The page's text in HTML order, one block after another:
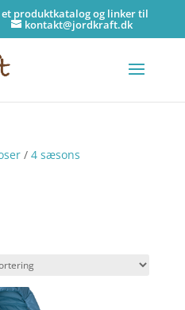
et produktkatalog og linker til
kontakt@jordkraft.dk
/ 4 sæsons